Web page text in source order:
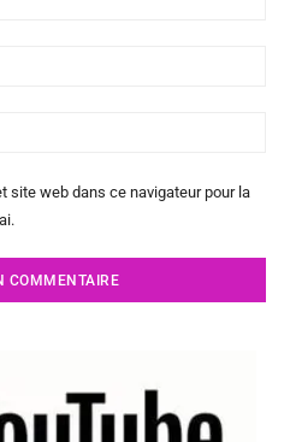
site web dans ce navigateur pour la